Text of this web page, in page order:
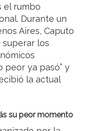
el rumbo
Durante un
Aires, Caputo
los
peor ya pasó” y
la actual
su peor momento